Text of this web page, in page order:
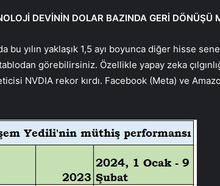
DEVİNİN DOLAR BAZINDA GERİ DÖNÜŞÜ
bu yılın yaklaşık 1,5 ayı boyunca diğer hisse
görebilirsiniz. Özellikle yapay zeka
NVDIA rekor kırdı. Facebook (Meta) ve